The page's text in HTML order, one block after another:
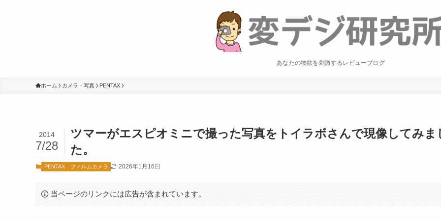
あなたの物欲を刺激するレビューブログ
ホーム カメラ・写真 PENTAX
ツマーがエスピオミニで撮った写真をトイラボさんで現像してみま
た。
2014
7/28
PENTAX フィルムカメラ 2026年1月16日
当ページのリンクには広告が含まれています。